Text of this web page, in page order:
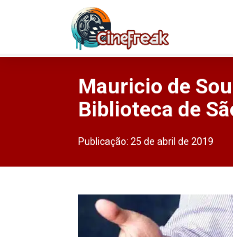
Mauricio de
Biblioteca de
Publicação: 25 de abril de 2019